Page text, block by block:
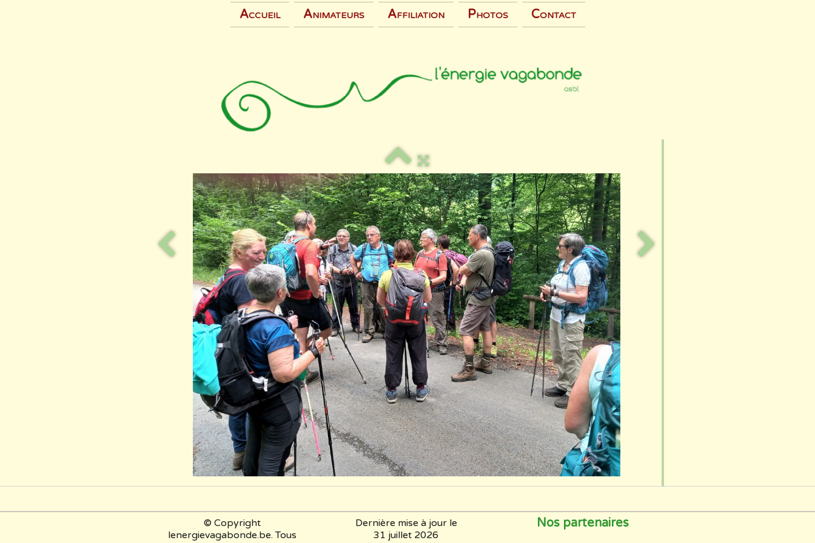
Accueil Animateurs Affiliation Photos Contact
© Copyright
lenergievagabonde.be. Tous
Dernière mise à jour le
31 juillet 2026
Nos partenaires